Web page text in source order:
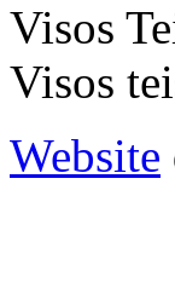
Visos
Visos
Website